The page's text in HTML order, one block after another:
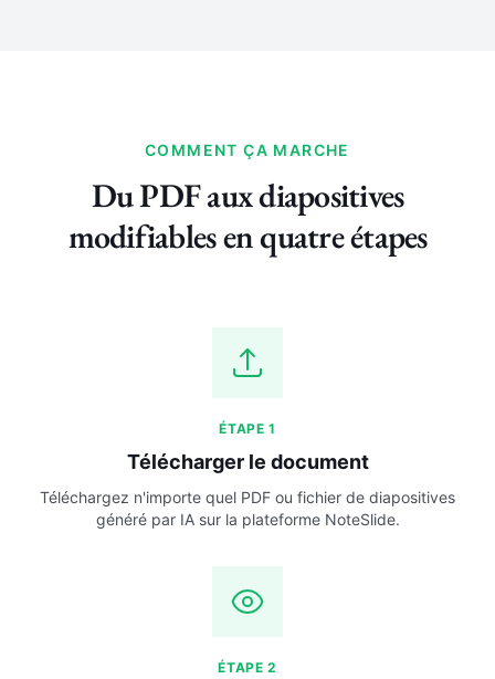
COMMENT ÇA MARCHE
Du PDF aux diapositives
modifiables en quatre étapes
ÉTAPE 1
Télécharger le document
Téléchargez n'importe quel PDF ou fichier de diapositives
généré par IA sur la plateforme NoteSlide.
ÉTAPE 2